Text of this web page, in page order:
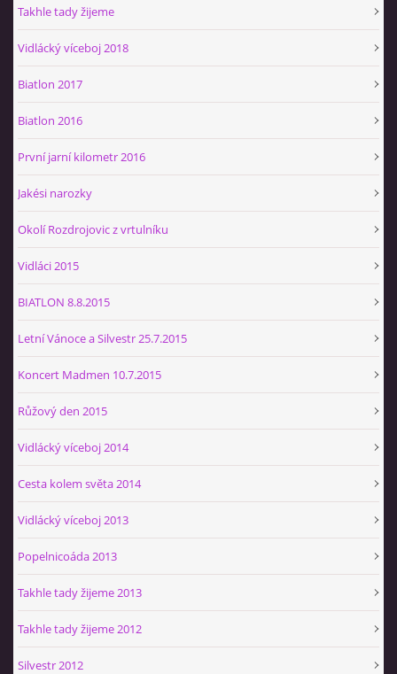
Takhle tady žijeme
Vidlácký víceboj 2018
Biatlon 2017
Biatlon 2016
První jarní kilometr 2016
Jakési narozky
Okolí Rozdrojovic z vrtulníku
Vidláci 2015
BIATLON 8.8.2015
Letní Vánoce a Silvestr 25.7.2015
Koncert Madmen 10.7.2015
Růžový den 2015
Vidlácký víceboj 2014
Cesta kolem světa 2014
Vidlácký víceboj 2013
Popelnicoáda 2013
Takhle tady žijeme 2013
Takhle tady žijeme 2012
Silvestr 2012